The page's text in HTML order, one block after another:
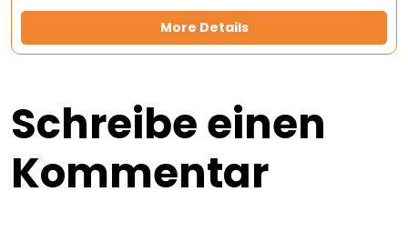
More Details
Schreibe einen
Kommentar